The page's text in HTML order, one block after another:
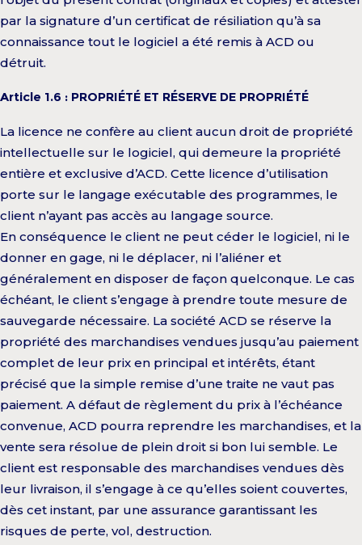
par la signature d’un certificat de résiliation qu’à sa
connaissance tout le logiciel a été remis à ACD ou
détruit.
Article 1.6 : PROPRIÉTÉ ET RÉSERVE DE PROPRIÉTÉ
La licence ne confère au client aucun droit de propriété
intellectuelle sur le logiciel, qui demeure la propriété
entière et exclusive d’ACD. Cette licence d’utilisation
porte sur le langage exécutable des programmes, le
client n’ayant pas accès au langage source.
En conséquence le client ne peut céder le logiciel, ni le
donner en gage, ni le déplacer, ni l’aliéner et
généralement en disposer de façon quelconque. Le cas
échéant, le client s’engage à prendre toute mesure de
sauvegarde nécessaire. La société ACD se réserve la
propriété des marchandises vendues jusqu’au paiement
complet de leur prix en principal et intérêts, étant
précisé que la simple remise d’une traite ne vaut pas
paiement. A défaut de règlement du prix à l’échéance
convenue, ACD pourra reprendre les marchandises, et la
vente sera résolue de plein droit si bon lui semble. Le
client est responsable des marchandises vendues dès
leur livraison, il s’engage à ce qu’elles soient couvertes,
dès cet instant, par une assurance garantissant les
risques de perte, vol, destruction.